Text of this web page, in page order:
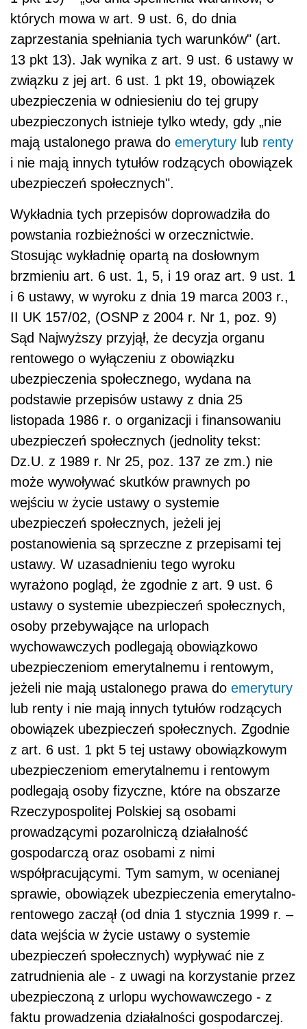
których mowa w art. 9 ust. 6, do dnia
zaprzestania spełniania tych warunków" (art.
13 pkt 13). Jak wynika z art. 9 ust. 6 ustawy w
związku z jej art. 6 ust. 1 pkt 19, obowiązek
ubezpieczenia w odniesieniu do tej grupy
ubezpieczonych istnieje tylko wtedy, gdy „nie
mają ustalonego prawa do emerytury lub renty
i nie mają innych tytułów rodzących obowiązek
ubezpieczeń społecznych".
Wykładnia tych przepisów doprowadziła do
powstania rozbieżności w orzecznictwie.
Stosując wykładnię opartą na dosłownym
brzmieniu art. 6 ust. 1, 5, i 19 oraz art. 9 ust. 1
i 6 ustawy, w wyroku z dnia 19 marca 2003 r.,
II UK 157/02, (OSNP z 2004 r. Nr 1, poz. 9)
Sąd Najwyższy przyjął, że decyzja organu
rentowego o wyłączeniu z obowiązku
ubezpieczenia społecznego, wydana na
podstawie przepisów ustawy z dnia 25
listopada 1986 r. o organizacji i finansowaniu
ubezpieczeń społecznych (jednolity tekst:
Dz.U. z 1989 r. Nr 25, poz. 137 ze zm.) nie
może wywoływać skutków prawnych po
wejściu w życie ustawy o systemie
ubezpieczeń społecznych, jeżeli jej
postanowienia są sprzeczne z przepisami tej
ustawy. W uzasadnieniu tego wyroku
wyrażono pogląd, że zgodnie z art. 9 ust. 6
ustawy o systemie ubezpieczeń społecznych,
osoby przebywające na urlopach
wychowawczych podlegają obowiązkowo
ubezpieczeniom emerytalnemu i rentowym,
jeżeli nie mają ustalonego prawa do emerytury
lub renty i nie mają innych tytułów rodzących
obowiązek ubezpieczeń społecznych. Zgodnie
z art. 6 ust. 1 pkt 5 tej ustawy obowiązkowym
ubezpieczeniom emerytalnemu i rentowym
podlegają osoby fizyczne, które na obszarze
Rzeczypospolitej Polskiej są osobami
prowadzącymi pozarolniczą działalność
gospodarczą oraz osobami z nimi
współpracującymi. Tym samym, w ocenianej
sprawie, obowiązek ubezpieczenia emerytalno-
rentowego zaczął (od dnia 1 stycznia 1999 r. –
data wejścia w życie ustawy o systemie
ubezpieczeń społecznych) wypływać nie z
zatrudnienia ale - z uwagi na korzystanie przez
ubezpieczoną z urlopu wychowawczego - z
faktu prowadzenia działalności gospodarczej.